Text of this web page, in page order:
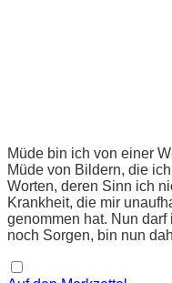
Müde bin ich von einer
Müde von Bildern, die
Worten, deren Sinn ich
Krankheit, die mir
genommen hat. Nun
noch Sorgen, bin nun